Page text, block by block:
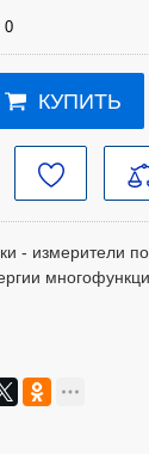
0
КУПИТЬ
- измерители